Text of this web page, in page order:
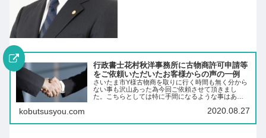
行政書士花村秋洋事務所に古物商許可申請等
をご依頼いただいたお客様からの声の一例
さいたま市Y様古物商を取りに行く時間も無く分から
ない事も沢山あった為今回ご依頼させて頂きまし
た。こちらとしては特に手間になるような事はあり
ていました。親切丁寧にご対応をしていただき本当
kobutsusyou.com 2020.08.27